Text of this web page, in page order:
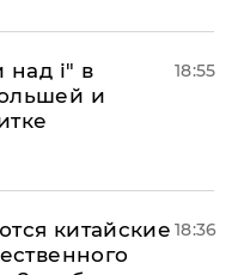
над і" в
и
18:55
китайские 18:36